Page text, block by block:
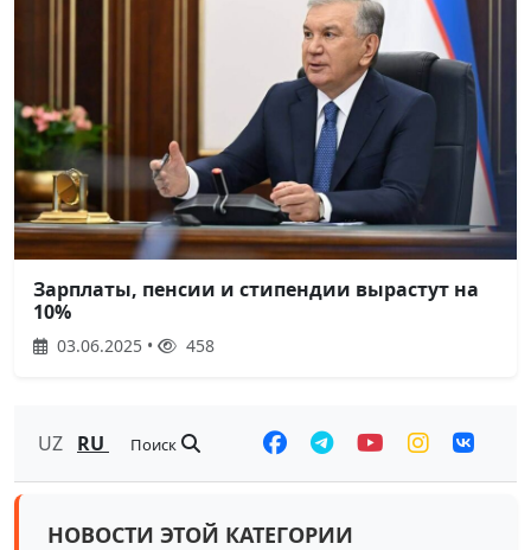
Зарплаты, пенсии и стипендии вырастут на
10%
03.06.2025 • 458
UZ RU Поиск
НОВОСТИ ЭТОЙ КАТЕГОРИИ